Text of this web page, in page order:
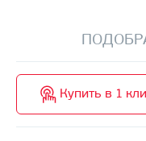
Купить в 1